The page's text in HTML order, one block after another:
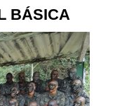
BÁSICA